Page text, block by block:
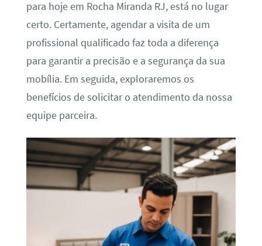
para hoje em Rocha Miranda RJ, está no lugar
certo. Certamente, agendar a visita de um
profissional qualificado faz toda a diferença
para garantir a precisão e a segurança da sua
mobília. Em seguida, exploraremos os
benefícios de solicitar o atendimento da nossa
equipe parceira.